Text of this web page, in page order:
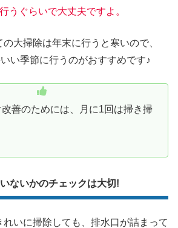
うぐらいで大丈夫ですよ。
大掃除は年末に行うと寒いので、
い季節に行うのがおすすめです♪
善のためには、月に1回は掃き掃
ないかのチェックは大切!
いに掃除しても、排水口が詰まって